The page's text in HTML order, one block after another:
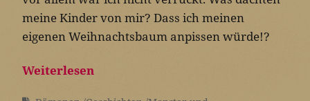
meine Kinder von mir? Dass ich meinen
eigenen Weihnachtsbaum anpissen würde!?
Weiterlesen